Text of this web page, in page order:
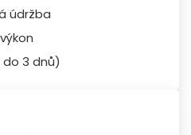
údržba
3 dnů)